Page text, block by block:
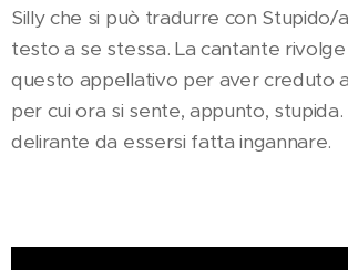
Silly che si può tradurre con Stupido/
testo a se stessa. La cantante
questo appellativo per aver creduto
per cui ora si sente, appunto, stupida.
delirante da essersi fatta ingannare.